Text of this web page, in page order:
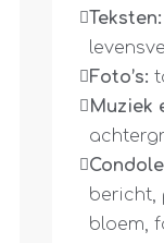
Teksten:
Foto’s:
Muziek
bericht,
bloem,